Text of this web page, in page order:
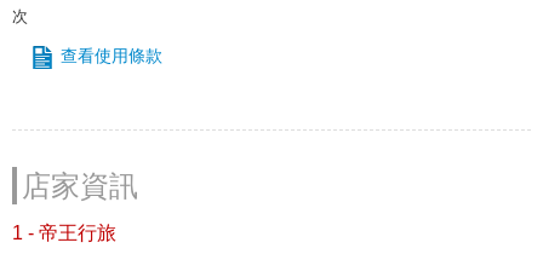
次
查看使用條款
店家資訊
1 - 帝王行旅